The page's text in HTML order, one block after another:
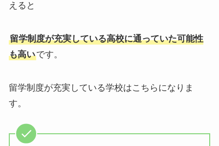
えると
留学制度が充実している高校に通っていた可能性
も高いです。
留学制度が充実している学校はこちらになりま
す。